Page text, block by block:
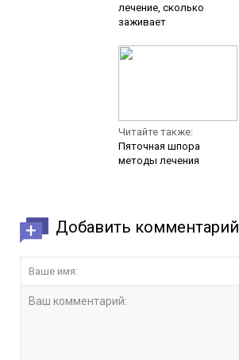
лечение, сколько
заживает
Читайте также:
Пяточная шпора
методы лечения
Добавить комментарий